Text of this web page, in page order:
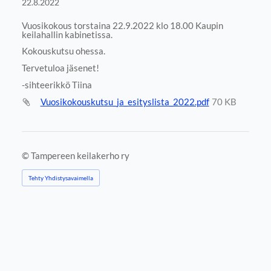
Vuosikokous torstaina 22.9.2022 klo 18.00 Kaupin
keilahallin kabinetissa.
Kokouskutsu ohessa.
Tervetuloa jäsenet!
-sihteerikkö Tiina
Vuosikokouskutsu_ja_esityslista_2022.pdf 70 KB
©Tampereen keilakerho ry
Tehty Yhdistysavaimella